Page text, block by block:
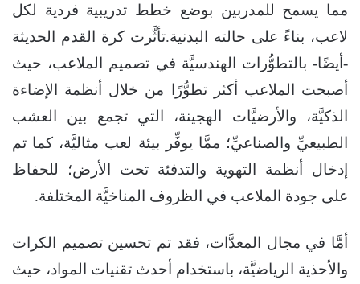
مما يسمح للمدربين بوضع خطط تدريبية فردية لكل
لاعب، بناءً على حالته البدنية.تأثَّرت كرة القدم الحديثة
-أيضًا- بالتطوُّرات الهندسيَّة في تصميم الملاعب، حيث
أصبحت الملاعب أكثر تطوُّرًا من خلال أنظمة الإضاءة
الذكيَّة، والأرضيَّات الهجينة، التي تجمع بين العشب
الطبيعيِّ والصناعيِّ؛ ممَّا يوفِّر بيئة لعب مثاليَّة، كما تم
إدخال أنظمة التهوية والتدفئة تحت الأرض؛ للحفاظ
على جودة الملاعب في الظروف المناخيَّة المختلفة.
أمَّا في مجال المعدَّات، فقد تم تحسين تصميم الكرات
والأحذية الرياضيَّة، باستخدام أحدث تقنيات المواد، حيث